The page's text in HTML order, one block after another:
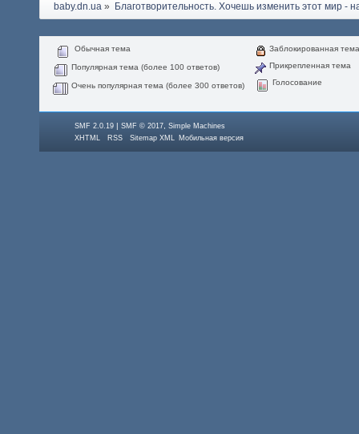
baby.dn.ua» Благотворительность. Хочешь изменить этот мир -
Обычная тема
Популярная тема (более 100 ответов)
Очень популярная тема (более 300 ответов)
Заблокированная тема
Прикрепленная тема
Голосование
SMF 2.0.19 |SMF © 2017,Simple Machines
XHTML
RSS Sitemap XML Мобильная версия